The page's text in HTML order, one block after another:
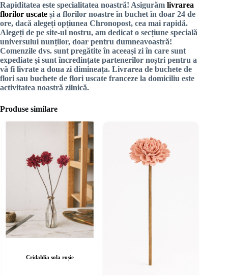
Rapiditatea este specialitatea noastră! Asigurăm livrarea
florilor uscate și a florilor noastre în buchet în doar 24 de
ore, dacă alegeți opțiunea Chronopost, cea mai rapidă.
Alegeți de pe site-ul nostru, am dedicat o secțiune specială
universului nunților, doar pentru dumneavoastră!
Comenzile dvs. sunt pregătite în aceeași zi în care sunt
expediate și sunt încredințate partenerilor noștri pentru a
vă fi livrate a doua zi dimineața. Livrarea de buchete de
flori sau buchete de flori uscate franceze la domiciliu este
activitatea noastră zilnică.
Produse similare
Cridahlia sola roșie